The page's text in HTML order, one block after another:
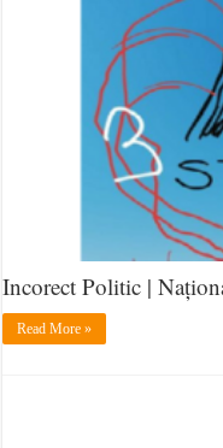
Incorect Politic |
Read More »